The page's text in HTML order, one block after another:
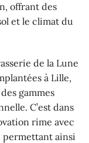
offrant des
et le climat du
de la Lune
à Lille,
gammes
C’est dans
rime avec
permettant ainsi